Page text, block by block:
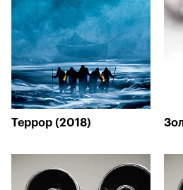
Террор (2018)